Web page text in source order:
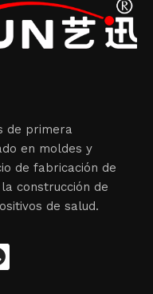
de primera
en moldes y
de fabricación de
construcción de
de salud.